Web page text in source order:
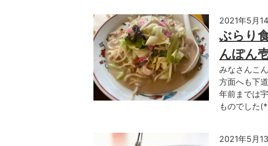
2021年5月
ぶらり
んぽん
みなさんこ
方面へも下
年前までは
ものでした
2021年5月